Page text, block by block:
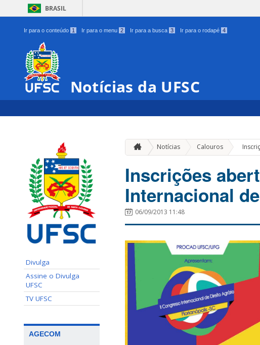
BRASIL
Ir para o conteúdo 1 Ir para o menu 2 Ir para a busca 3 Ir para o rodapé 4
Notícias da UFSC
Divulga
Assine o Divulga
UFSC
TV UFSC
AGECOM
Notícias Calouros »
Inscrições
Internacional
06/09/2013 11:48